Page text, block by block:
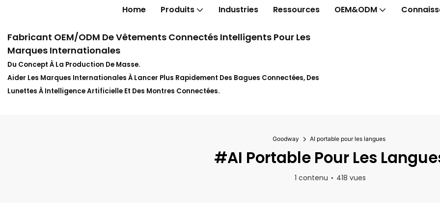
Home Produits Industries Ressources OEM&ODM
Fabricant OEM/ODM De Vêtements Connectés Intelligents Pour Les
Marques Internationales
Du Concept À La Production De Masse.
Aider Les Marques Internationales À Lancer Plus Rapidement Des Bagues Connectées, Des
Lunettes À Intelligence Artificielle Et Des Montres Connectées.
Goodway AI portable pour les langues
#AI Portable Pour Les
1 contenu 418 vues